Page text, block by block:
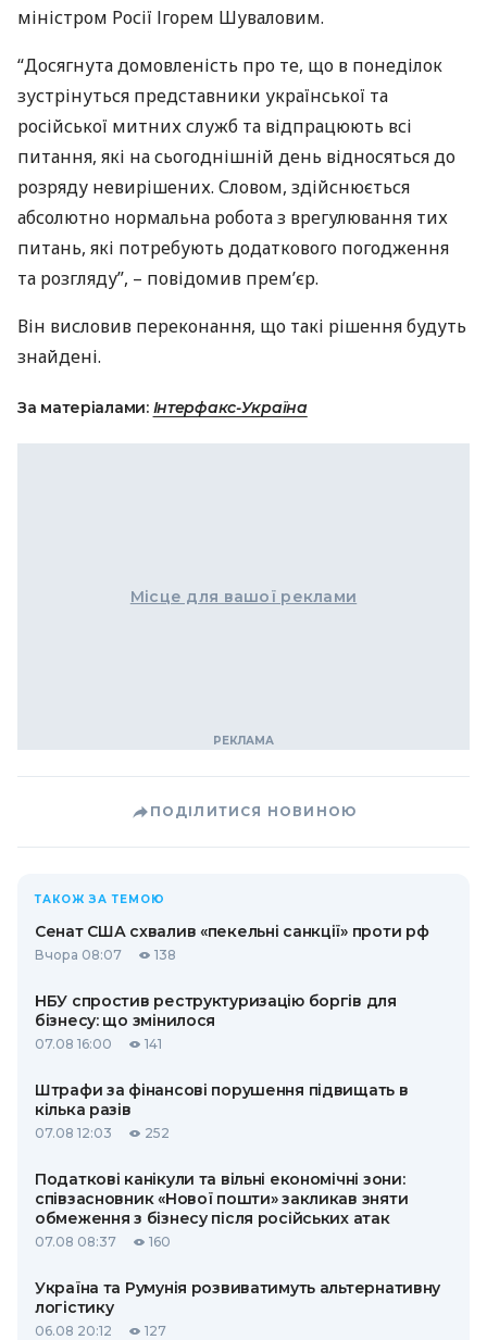
міністром Росії Ігорем Шуваловим.
“Досягнута домовленість про те, що в понеділок
зустрінуться представники української та
російської митних служб та відпрацюють всі
питання, які на сьогоднішній день відносяться до
розряду невирішених. Словом, здійснюється
абсолютно нормальна робота з врегулювання тих
питань, які потребують додаткового погодження
та розгляду”, – повідомив прем’єр.
Він висловив переконання, що такі рішення будуть
знайдені.
За матеріалами: Інтерфакс-Україна
Місце для вашої реклами
ПОДІЛИТИСЯ НОВИНОЮ
ТАКОЖ ЗА ТЕМОЮ
Сенат США схвалив «пекельні санкції» проти рф
Вчора 08:07 138
НБУ спростив реструктуризацію боргів для
бізнесу: що змінилося
07.08 16:00 141
Штрафи за фінансові порушення підвищать в
кілька разів
07.08 12:03 252
Податкові канікули та вільні економічні зони:
співзасновник «Нової пошти» закликав зняти
обмеження з бізнесу після російських атак
07.08 08:37 160
Україна та Румунія розвиватимуть альтернативну
логістику
06.08 20:12 127